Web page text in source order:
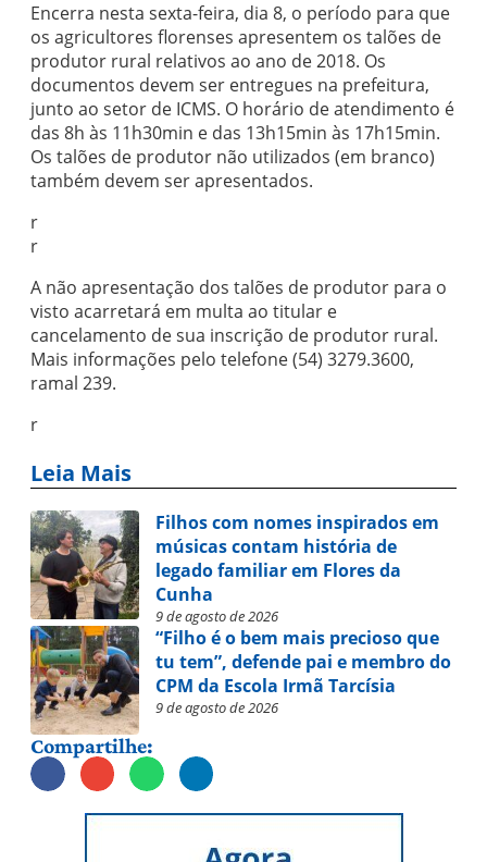
Encerra nesta sexta-feira, dia 8, o período para que
os agricultores florenses apresentem os talões de
produtor rural relativos ao ano de 2018. Os
documentos devem ser entregues na prefeitura,
junto ao setor de ICMS. O horário de atendimento é
das 8h às 11h30min e das 13h15min às 17h15min.
Os talões de produtor não utilizados (em branco)
também devem ser apresentados.
r
r
A não apresentação dos talões de produtor para o
visto acarretará em multa ao titular e
cancelamento de sua inscrição de produtor rural.
Mais informações pelo telefone (54) 3279.3600,
ramal 239.
r
Leia Mais
Filhos com nomes inspirados em
músicas contam história de
legado familiar em Flores da
Cunha
9 de agosto de 2026
“Filho é o bem mais precioso que
tu tem”, defende pai e membro do
CPM da Escola Irmã Tarcísia
9 de agosto de 2026
Compartilhe: